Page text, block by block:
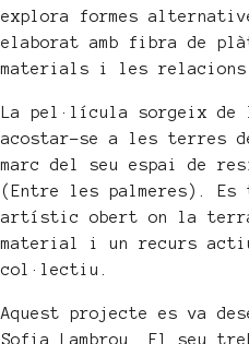
explora formes
elaborat amb fibra de
materials i les relacions
La pel·lícula sorgeix de
acostar-se a les terres
marc del seu espai de
(Entre les palmeres).
artístic obert on la
material i un recurs
col·lectiu.
Aquest projecte es va
Sofia Lambrou. El seu